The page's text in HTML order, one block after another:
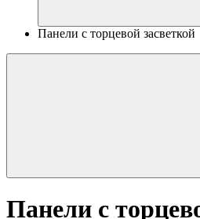
Панели с торцевой засветкой
Панели с